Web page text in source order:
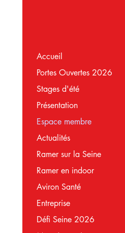
Accueil
Portes Ouvertes 2026
Stages d'été
Présentation
Espace membre
Actualités
Ramer sur la Seine
Ramer en indoor
Aviron Santé
Entreprise
Défi Seine 2026